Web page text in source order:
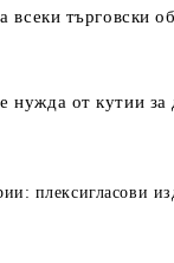
всеки търговски
нужда от кутии
плексигласови